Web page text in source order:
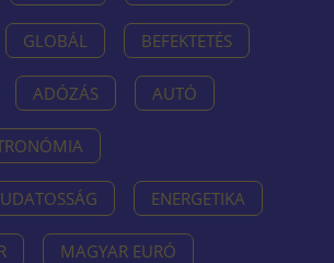
GLOBÁL BEFEKTETÉS
ADÓZÁS AUTÓ
ENERGETIKA
MAGYAR EURÓ